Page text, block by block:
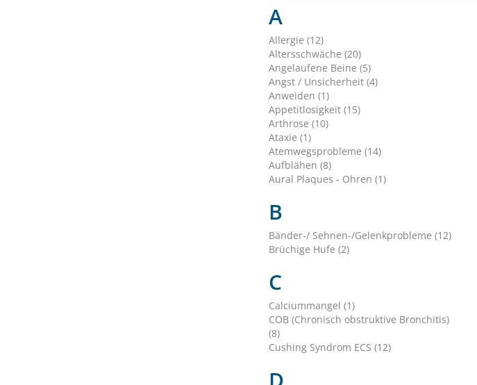
A
Allergie (12)
Altersschwäche (20)
Angelaufene Beine (5)
Angst / Unsicherheit (4)
Anweiden (1)
Appetitlosigkeit (15)
Arthrose (10)
Ataxie (1)
Atemwegsprobleme (14)
Aufblähen (8)
Aural Plaques - Ohren (1)
B
Bänder-/ Sehnen-/Gelenkprobleme (12)
Brüchige Hufe (2)
C
Calciummangel (1)
COB (Chronisch obstruktive Bronchitis)
(8)
Cushing Syndrom ECS (12)